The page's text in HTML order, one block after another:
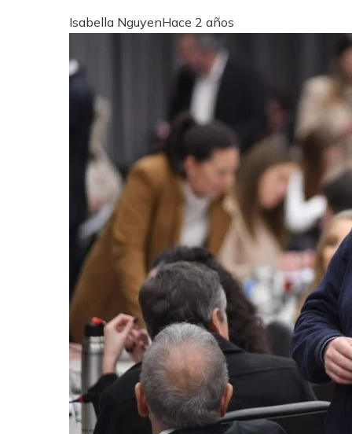
Isabella NguyenHace 2 años